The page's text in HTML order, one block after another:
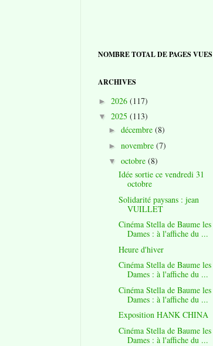
NOMBRE TOTAL DE PAGES VUES
ARCHIVES
► 2026 (117)
▼ 2025 (113)
► décembre (8)
► novembre (7)
▼ octobre (8)
Idée sortie ce vendredi 31
octobre
Solidarité paysans : jean
VUILLET
Cinéma Stella de Baume les
Dames : à l'affiche du ...
Heure d'hiver
Cinéma Stella de Baume les
Dames : à l'affiche du ...
Cinéma Stella de Baume les
Dames : à l'affiche du ...
Exposition HANK CHINA
Cinéma Stella de Baume les
Dames : à l'affiche du ...